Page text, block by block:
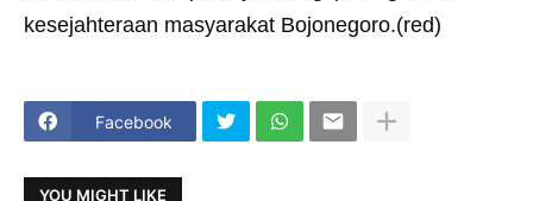
kesejahteraan masyarakat Bojonegoro.(red)
Facebook
YOU MIGHT LIKE